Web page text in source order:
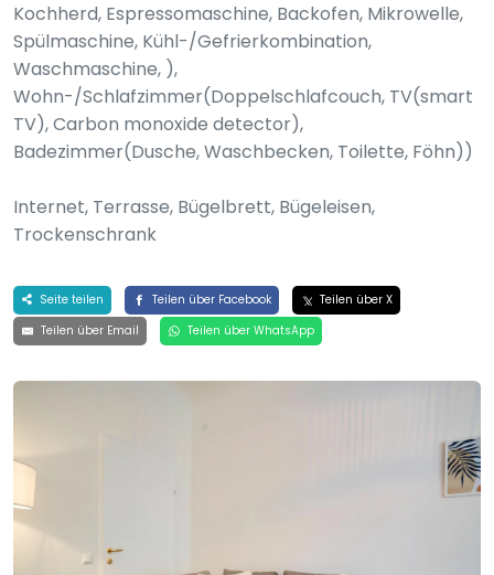
Kochherd, Espressomaschine, Backofen, Mikrowelle,
Spülmaschine, Kühl-/Gefrierkombination,
Waschmaschine, ),
Wohn-/Schlafzimmer(Doppelschlafcouch, TV(smart
TV), Carbon monoxide detector),
Badezimmer(Dusche, Waschbecken, Toilette, Föhn))
Internet, Terrasse, Bügelbrett, Bügeleisen,
Trockenschrank
Seite teilen Teilen über Facebook
Teilen über X
Teilen über Email
Teilen über WhatsApp